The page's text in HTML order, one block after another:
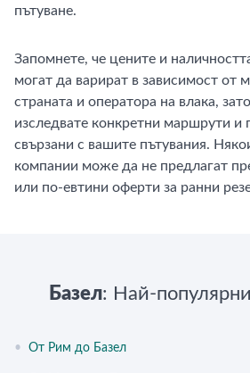
пътуване.
Запомнете, че цените и
могат да варират в зависимост от
страната и оператора на влака,
изследвате конкретни маршрути и
свързани с вашите пътувания.
компании може да не предлагат
или по-евтини оферти за ранни
Базел: Най-
• От Рим до Базел